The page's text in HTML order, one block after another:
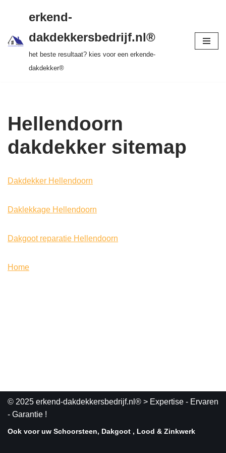
naar
inhoud
tot 20 jr garantie > SKEV erkend
erkend-
dakdekkersbedrijf.nl®
het beste resultaat? kies voor een erkende-
dakdekker®
Hellendoorn
dakdekker sitemap
Dakdekker Hellendoorn
Daklekkage Hellendoorn
Dakgoot reparatie Hellendoorn
Home
© 2025 erkend-dakdekkersbedrijf.nl® > Expertise - Ervaren
- Garantie !
Ook voor uw Schoorsteen, Dakgoot , Lood & Zinkwerk